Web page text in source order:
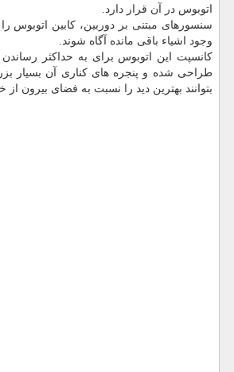
اتوبوس در آن قرار دارد.
سنسورهای مبتنی بر دوربین، كابین اتوبوس
وجود اشیاء باقی مانده آگاه شوند.
كانسپت این اتوبوس برای به حداكثر
طراحی شده و پنجره های كناری آن بسیار
بتوانند بهترین دید را نسبت به فضای بیرون از